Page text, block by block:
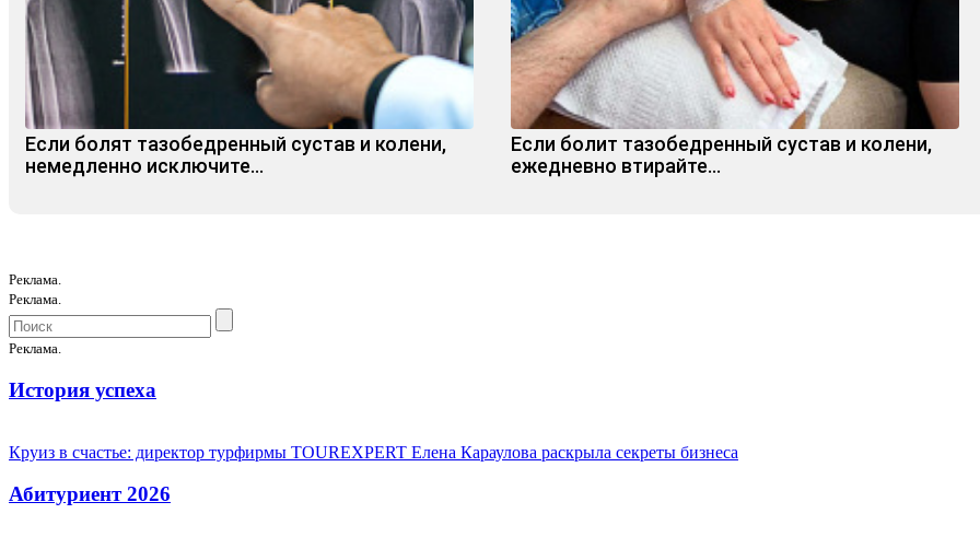
Если болят тазобедренный сустав и колени,
немедленно исключите...
Если болит тазобедренный сустав и колени,
ежедневно втирайте...
Реклама.
Реклама.
Реклама.
История успеха
Круиз в счастье: директор турфирмы TOUREXPERT Елена Караулова раскрыла секреты бизнеса
Абитуриент 2026